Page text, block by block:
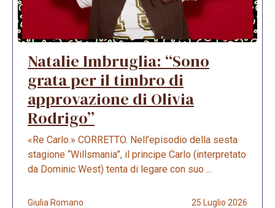
Natalie Imbruglia: “Sono
grata per il timbro di
approvazione di Olivia
Rodrigo”
«Re Carlo.» CORRETTO. Nell’episodio della sesta
stagione “Willsmania”, il principe Carlo (interpretato
da Dominic West) tenta di legare con suo ...
Giulia Romano 25 Luglio 2026